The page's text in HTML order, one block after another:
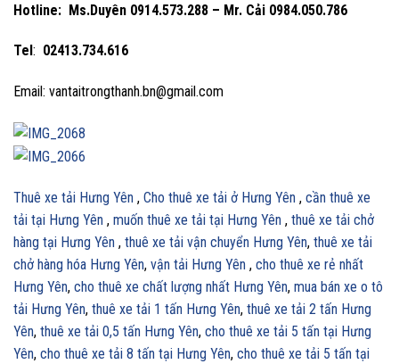
Hotline: Ms.Duyên 0914.573.288 – Mr. Cải 0984.050.786
Tel : 02413.734.616
Email: vantaitrongthanh.bn@gmail.com
Thuê xe tải Hưng Yên , Cho thuê xe tải ở Hưng Yên , cần thuê xe
tải tại Hưng Yên , muốn thuê xe tải tại Hưng Yên , thuê xe tải chở
hàng tại Hưng Yên , thuê xe tải vận chuyển Hưng Yên, thuê xe tải
chở hàng hóa Hưng Yên, vận tải Hưng Yên , cho thuê xe rẻ nhất
Hưng Yên, cho thuê xe chất lượng nhất Hưng Yên, mua bán xe o tô
tải Hưng Yên, thuê xe tải 1 tấn Hưng Yên, thuê xe tải 2 tấn Hưng
Yên, thuê xe tải 0,5 tấn Hưng Yên, cho thuê xe tải 5 tấn tại Hưng
Yên, cho thuê xe tải 8 tấn tại Hưng Yên, cho thuê xe tải 5 tấn tại